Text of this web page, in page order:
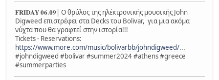
𝐅𝐑𝐈𝐃𝐀𝐘 𝟎𝟔.𝟎𝟗| Ο θρύλoς της ηλέκτρονικής μουσικής John
Digweed επιστρέφει στα Decks του Bolivar, για μια ακόμα
νύχτα που θα γραφτεί στην ιστορία!!!
Tickets - Reservations:
https://www.more.com/music/bolivarbb/johndigweed/...
#johndigweed #bolivar #summer2024 #athens #greece
#summerparties